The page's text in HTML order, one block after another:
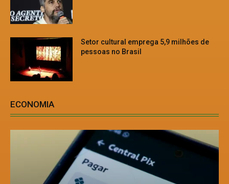
Setor cultural emprega 5,9 milhões de
pessoas no Brasil
ECONOMIA